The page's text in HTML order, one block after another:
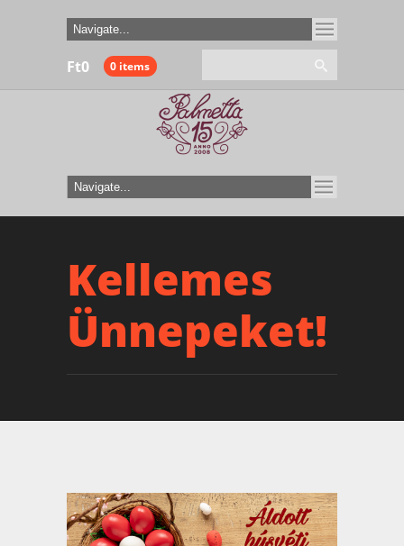
0
Ft 0 items
Kellemes
Ünnepeket!